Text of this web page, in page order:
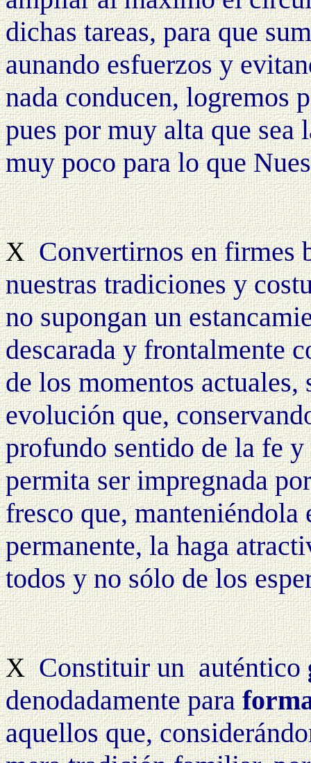
dichas tareas, para que
aunando esfuerzos y
nada conducen, logremos
pues por muy alta que sea
muy poco para lo que
X Convertirnos en firmes
nuestras tradiciones y
no supongan un
descarada y frontalmente
de los momentos
evolución que,
profundo sentido de la fe
permita ser impregnada
fresco que,
permanente, la haga
todos y no sólo de los
X Constituir un auténtico
denodadamente para
aquellos que,